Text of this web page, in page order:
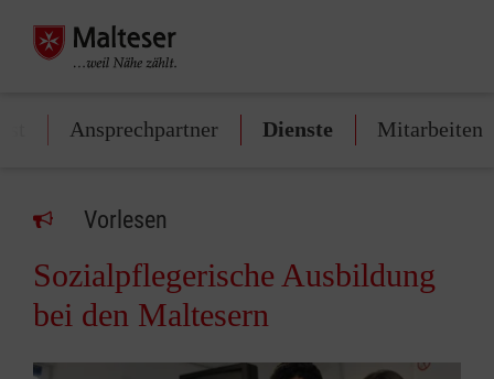
Ansprechpartner Dienste Mitarbeiten
Vorlesen
Sozialpflegerische Ausbildung
bei den Maltesern